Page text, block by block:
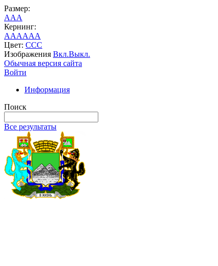
Размер:
AAA
Кернинг:
AAAAAA
Цвет: CCC
Изображения Вкл.Выкл.
Обычная версия сайта
Войти
Информация
Поиск
Все результаты